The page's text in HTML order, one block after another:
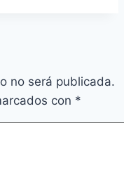
no será publicada.
con *